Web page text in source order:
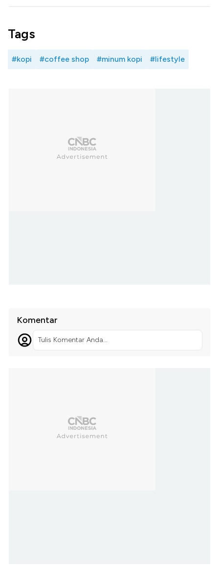
Tags
#kopi #coffee shop #minum kopi #lifestyle
Komentar
Tulis Komentar Anda...